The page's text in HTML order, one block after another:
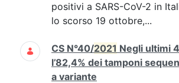
positivi a SARS-CoV-2 in
lo scorso 19 ottobre,...
CS N°40/2021 Negli ultimi
l’82,4% dei tamponi
a variante